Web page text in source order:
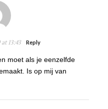
13:43 Reply
moet als je eenzelfde
Is op mij van